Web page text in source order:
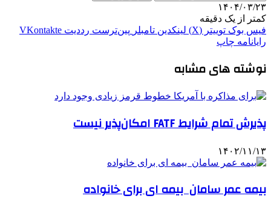
۱۴۰۴/۰۳/۲۳
کمتر از یک دقیقه
فیس بوک توییتر (X) لینکدین ‫تامبلر ‫پین‌ترست ‫رددیت ‫VKontakte
رایانامه چاپ
نوشته های مشابه
پذیرش تمام شرایط FATF امکان‌پذیر نیست
۱۴۰۲/۱۱/۱۳
بیمه عمر سامان بیمه ای برای خانواده